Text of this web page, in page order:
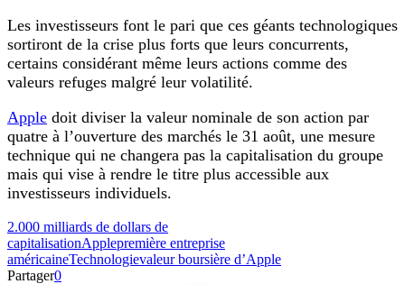
Les investisseurs font le pari que ces géants technologiques
sortiront de la crise plus forts que leurs concurrents,
certains considérant même leurs actions comme des
valeurs refuges malgré leur volatilité.
Apple doit diviser la valeur nominale de son action par
quatre à l’ouverture des marchés le 31 août, une mesure
technique qui ne changera pas la capitalisation du groupe
mais qui vise à rendre le titre plus accessible aux
investisseurs individuels.
2.000 milliards de dollars de
capitalisationApplepremière entreprise
américaineTechnologievaleur boursière d’Apple
Partager0